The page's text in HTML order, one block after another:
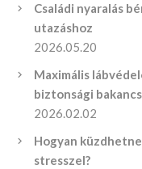
Családi nyaralás
utazáshoz
2026.05.20
Maximális
biztonsági
2026.02.02
Hogyan
stresszel?